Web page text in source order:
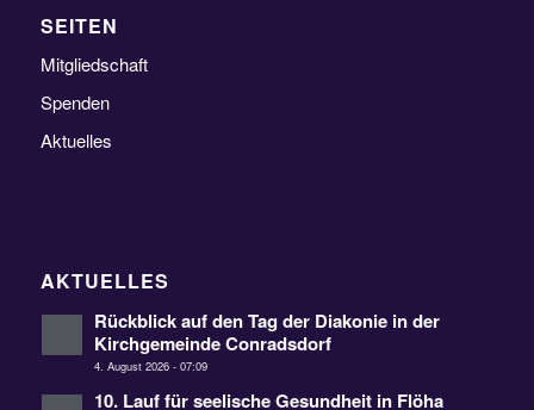
SEITEN
Mitgliedschaft
Spenden
Aktuelles
AKTUELLES
Rückblick auf den Tag der Diakonie in der
Kirchgemeinde Conradsdorf
4. August 2026 - 07:09
10. Lauf für seelische Gesundheit in Flöha